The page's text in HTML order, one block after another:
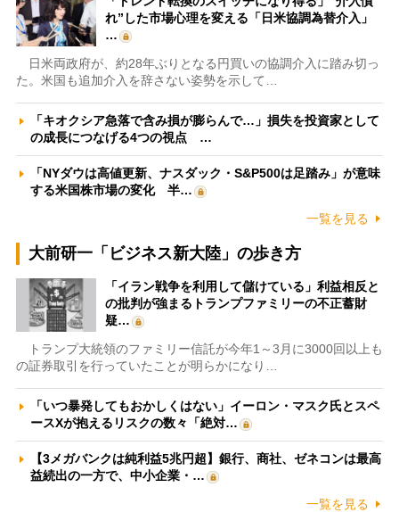
れ”した市場心理を変える「日米協調為替介入」
…
日米両政府が、約28年ぶりとなる円買いの協調介入に踏み切っ
た。米国も追加介入を辞さない姿勢を示して…
「キオクシア急落で含み損が膨らんで…」損失を投資家として
の成長につなげる4つの視点 …
「NYダウは高値更新、ナスダック・S&P500は足踏み」が意味
する米国株市場の変化 半…
一覧を見る
大前研一「ビジネス新大陸」の歩き方
「イラン戦争を利用して儲けている」利益相反と
の批判が強まるトランプファミリーの不正蓄財
疑…
トランプ大統領のファミリー信託が今年1～3月に3000回以上も
の証券取引を行っていたことが明らかになり…
「いつ暴発してもおかしくはない」イーロン・マスク氏とスペ
ースXが抱えるリスクの数々「絶対…
【3メガバンクは純利益5兆円超】銀行、商社、ゼネコンは最高
益続出の一方で、中小企業・…
一覧を見る